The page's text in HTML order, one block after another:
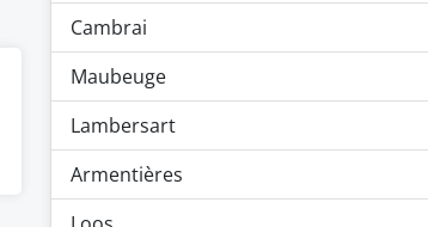
Cambrai
Maubeuge
Lambersart
Armentières